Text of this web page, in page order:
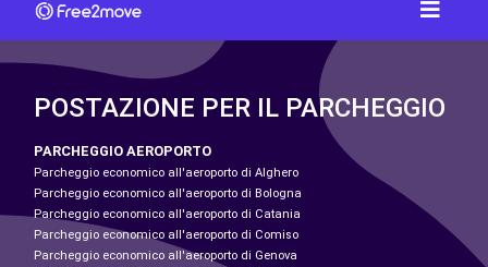
POSTAZIONE PER IL PARCHEGGIO
PARCHEGGIO AEROPORTO
Parcheggio economico all'aeroporto di Alghero
Parcheggio economico all'aeroporto di Bologna
Parcheggio economico all'aeroporto di Catania
Parcheggio economico all'aeroporto di Comiso
Parcheggio economico all'aeroporto di Genova